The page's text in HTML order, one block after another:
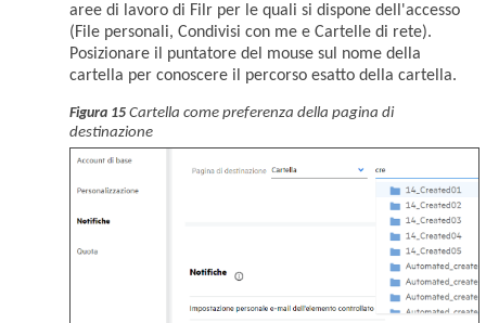
aree di lavoro di Filr per le quali si dispone dell'accesso
(File personali, Condivisi con me e Cartelle di rete).
Posizionare il puntatore del mouse sul nome della
cartella per conoscere il percorso esatto della cartella.
Figura 15 Cartella come preferenza della pagina di
destinazione